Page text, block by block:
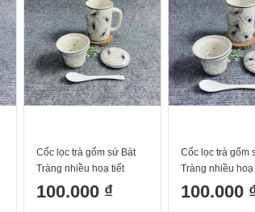
Cốc lọc trà gốm sứ Bát
Tràng nhiều hoạ tiết
chuồn đỏ 300ml
100.000 ₫
Cốc lọc trà gốm
Tràng nhiều hoạ
chuồn chuồn
100.000